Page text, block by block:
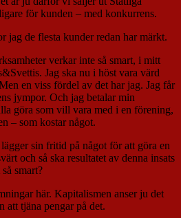
för kunden – med konkurrens.
jag de flesta kunder redan har märkt.
verkar inte så smart, i mitt
Jag ska nu i höst vara värd
en viss fördel av det har jag. Jag får
jympor. Och jag betalar min
göra som vill vara med i en förening,
– som kostar något.
sin fritid på något för att göra en
och så ska resultatet av denna insats
smart?
här. Kapitalismen anser ju det
att tjäna pengar på det.